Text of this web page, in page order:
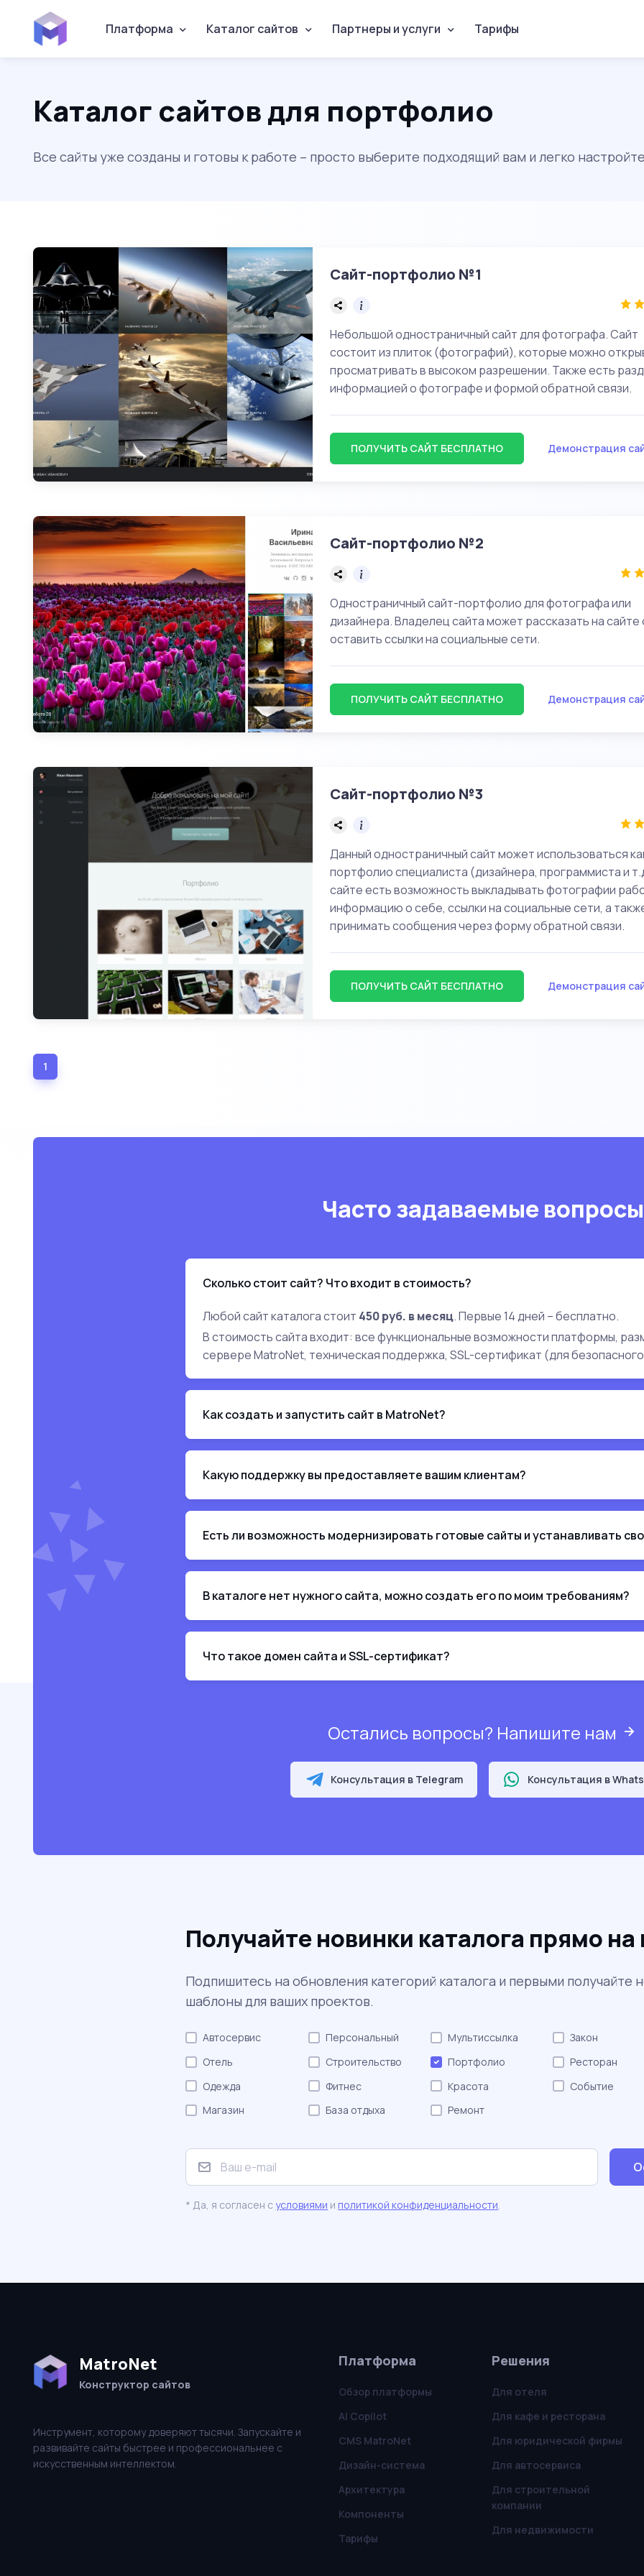
Платформа Каталог сайтов Партнеры и услуги Тарифы
Каталог сайтов для портфолио
Все сайты уже созданы и готовы к работе – просто выберите подходящий вам и легко
Сайт-портфолио №1
Небольшой одностраничный сайт для фотографа. Сайт
состоит из плиток (фотографий), которые можно
просматривать в высоком разрешении. Также есть
информацией о фотографе и формой обратной связи.
ПОЛУЧИТЬ САЙТ БЕСПЛАТНО Демонстрация
Сайт-портфолио №2
Одностраничный сайт-портфолио для фотографа или
дизайнера. Владелец сайта может рассказать на сайте
оставить ссылки на социальные сети.
ПОЛУЧИТЬ САЙТ БЕСПЛАТНО Демонстрация
Сайт-портфолио №3
Данный одностраничный сайт может использоваться
портфолио специалиста (дизайнера, программиста и
сайте есть возможность выкладывать фотографии
информацию о себе, ссылки на социальные сети, а
принимать сообщения через форму обратной связи.
ПОЛУЧИТЬ САЙТ БЕСПЛАТНО Демонстрация
1(current)
Часто задаваемые вопросы
Сколько стоит сайт? Что входит в стоимость?
Любой сайт каталога стоит 450 руб. в месяц. Первые 14 дней – бесплатно.
В стоимость сайта входит: все функциональные возможности платформы,
сервере MatroNet, техническая поддержка, SSL-сертификат (для
Как создать и запустить сайт в MatroNet?
Какую поддержку вы предоставляете вашим клиентам?
Есть ли возможность модернизировать готовые сайты и устанавливать
В каталоге нет нужного сайта, можно создать его по моим требованиям?
Что такое домен сайта и SSL-сертификат?
Остались вопросы? Напишите нам
Консультация в Telegram Консультация в
Получайте новинки каталога прямо на
Подпишитесь на обновления категорий каталога и первыми получайте
шаблоны для ваших проектов.
Автосервис Персональный Мультиссылка
Закон
Отель
Строительство Портфолио
Ресторан
Одежда
Фитнес Красота
Событие
Магазин
База отдыха Ремонт
* Да, я согласен с условиями и политикой конфиденциальности.
MatroNet
Конструктор сайтов
Инструмент, которому доверяют тысячи. Запускайте и
развивайте сайты быстрее и профессиональнее с
искусственным интеллектом.
Платформа
Обзор платформы
AI Copilot
CMS MatroNet
Дизайн-система
Архитектура
Компоненты
Тарифы
Решения
Для отеля
Для кафе и ресторана
Для юридической фирмы
Для автосервиса
Для строительной
компании
Для недвижимости